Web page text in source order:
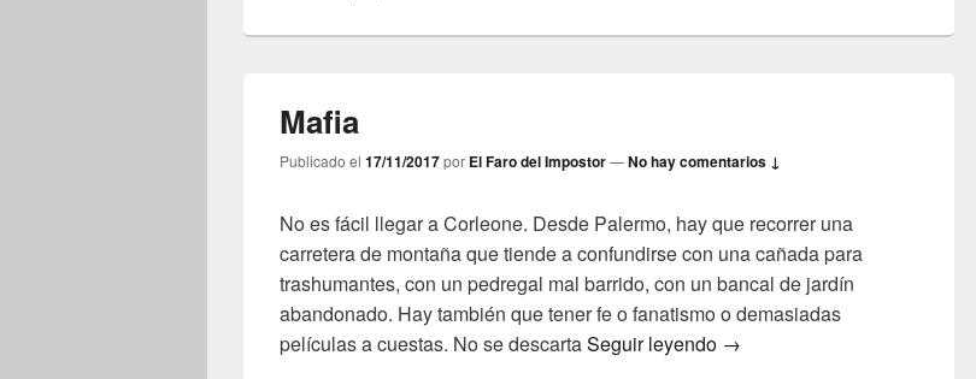
Mafia
Publicado el 17/11/2017por El Faro del Impostor—No hay comentarios ↓
No es fácil llegar a Corleone. Desde Palermo, hay que recorrer una
carretera de montaña que tiende a confundirse con una cañada para
trashumantes, con un pedregal mal barrido, con un bancal de jardín
abandonado. Hay también que tener fe o fanatismo o demasiadas
películas a cuestas. No se descartaSeguir leyendo Mafia
→